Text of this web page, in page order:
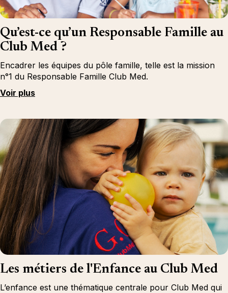
Qu’est-ce qu’un Responsable Famille au
Club Med ?
Encadrer les équipes du pôle famille, telle est la mission
n°1 du Responsable Famille Club Med.
Voir plus
Les métiers de l'Enfance au Club Med
L’enfance est une thématique centrale pour Club Med qui